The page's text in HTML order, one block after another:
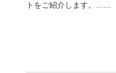
トをご紹介します。……